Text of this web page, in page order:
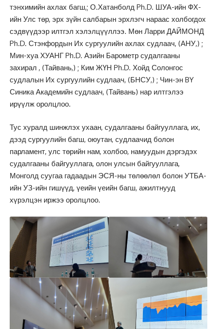
тэнхимийн ахлах багш,; О.Хатанболд Ph.D. ШУА-ийн ФХ-
ийн Улс төр, эрх зүйн салбарын эрхлэгч нараас холбогдох
сэдвүүдээр илтгэл хэлэлцүүллээ. Мөн Ларри ДАЙМОНД
Ph.D. Стэнфордын Их сургуулийн ахлах судлаач, (АНУ,) ;
Мин-хуа ХУАНГ Ph.D. Азийн Барометр судалгааны
захирал , (Тайвань,) ; Ким ЖҮН Ph.D. Хойд Солонгос
судлалын Их сургуулийн судлаач, (БНСУ,) ; Чин-эн BY
Синика Академийн судлаач, (Тайвань) нар илтгэлээ
ирүүлж оролцлоо.
Тус хуралд шинжлэх ухаан, судалгааны байгууллага, их,
дээд сургуулийн багш, оюутан, судлаачид болон
парламент, улс төрийн нам, холбоо, намуудын дэргэдэх
судалгааны байгууллага, олон улсын байгууллага,
Монголд суугаа гадаадын ЭСЯ-ны төлөөлөл болон УТБА-
ийн УЗ-ийн гишүүд, үеийн үеийн багш, ажилтнууд
хүрэлцэн иржээ оролцлоо.